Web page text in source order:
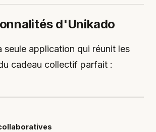
d'Unikado
seule application qui réunit les
cadeau collectif parfait :